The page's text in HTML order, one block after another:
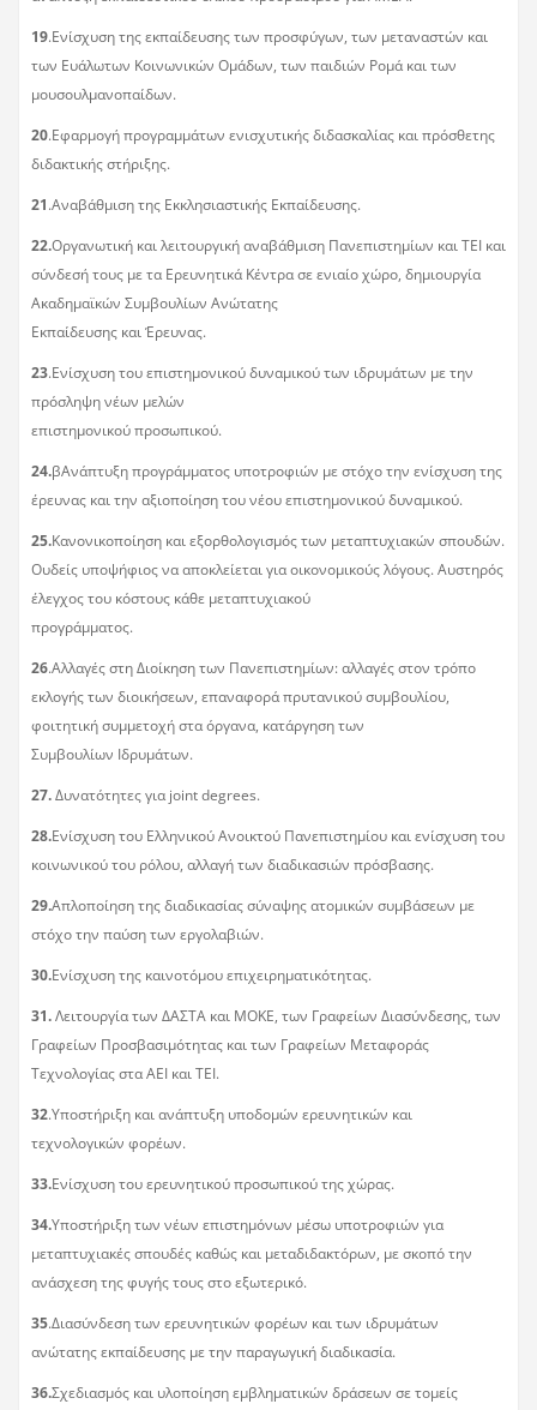
19.Ενίσχυση της εκπαίδευσης των προσφύγων, των μεταναστών και
των Ευάλωτων Κοινωνικών Ομάδων, των παιδιών Ρομά και των
μουσουλμανοπαίδων.
20.Εφαρμογή προγραμμάτων ενισχυτικής διδασκαλίας και πρόσθετης
διδακτικής στήριξης.
21.Αναβάθμιση της Εκκλησιαστικής Εκπαίδευσης.
22.Οργανωτική και λειτουργική αναβάθμιση Πανεπιστημίων και ΤΕΙ και
σύνδεσή τους με τα Ερευνητικά Κέντρα σε ενιαίο χώρο, δημιουργία
Ακαδημαϊκών Συμβουλίων Ανώτατης
Εκπαίδευσης και Έρευνας.
23.Ενίσχυση του επιστημονικού δυναμικού των ιδρυμάτων με την
πρόσληψη νέων μελών
επιστημονικού προσωπικού.
24.βΑνάπτυξη προγράμματος υποτροφιών με στόχο την ενίσχυση της
έρευνας και την αξιοποίηση του νέου επιστημονικού δυναμικού.
25.Κανονικοποίηση και εξορθολογισμός των μεταπτυχιακών σπουδών.
Ουδείς υποψήφιος να αποκλείεται για οικονομικούς λόγους. Αυστηρός
έλεγχος του κόστους κάθε μεταπτυχιακού
προγράμματος.
26.Αλλαγές στη Διοίκηση των Πανεπιστημίων: αλλαγές στον τρόπο
εκλογής των διοικήσεων, επαναφορά πρυτανικού συμβουλίου,
φοιτητική συμμετοχή στα όργανα, κατάργηση των
Συμβουλίων Ιδρυμάτων.
27.Δυνατότητες για joint degrees.
28.Ενίσχυση του Ελληνικού Ανοικτού Πανεπιστημίου και ενίσχυση του
κοινωνικού του ρόλου, αλλαγή των διαδικασιών πρόσβασης.
29.Απλοποίηση της διαδικασίας σύναψης ατομικών συμβάσεων με
στόχο την παύση των εργολαβιών.
30.Ενίσχυση της καινοτόμου επιχειρηματικότητας.
31.Λειτουργία των ΔΑΣΤΑ και ΜΟΚΕ, των Γραφείων Διασύνδεσης, των
Γραφείων Προσβασιμότητας και των Γραφείων Μεταφοράς
Τεχνολογίας στα ΑΕΙ και ΤΕΙ.
32.Υποστήριξη και ανάπτυξη υποδομών ερευνητικών και
τεχνολογικών φορέων.
33.Ενίσχυση του ερευνητικού προσωπικού της χώρας.
34.Υποστήριξη των νέων επιστημόνων μέσω υποτροφιών για
μεταπτυχιακές σπουδές καθώς και μεταδιδακτόρων, με σκοπό την
ανάσχεση της φυγής τους στο εξωτερικό.
35.Διασύνδεση των ερευνητικών φορέων και των ιδρυμάτων
ανώτατης εκπαίδευσης με την παραγωγική διαδικασία.
36.Σχεδιασμός και υλοποίηση εμβληματικών δράσεων σε τομείς